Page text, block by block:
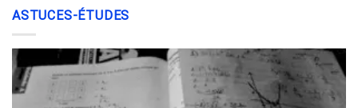
ASTUCES-ÉTUDES